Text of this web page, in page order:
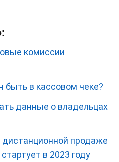
комиссии
в кассовом чеке?
данные о владельцах
продаже
в 2023 году